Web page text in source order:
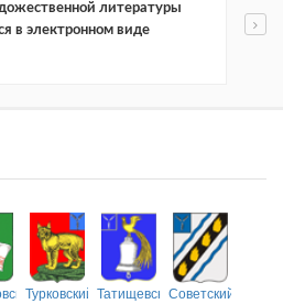
литературы
в электронном виде
Турковский ТатищевскийСоветский